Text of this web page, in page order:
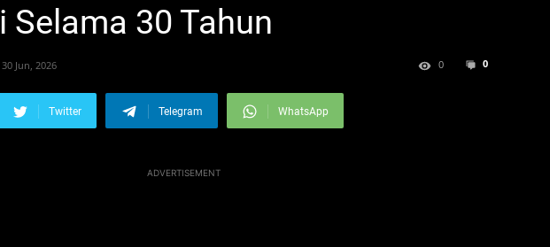
Selama 30 Tahun
30 Jun, 2026 0
0
Twitter Telegram WhatsApp
ADVERTISEMENT